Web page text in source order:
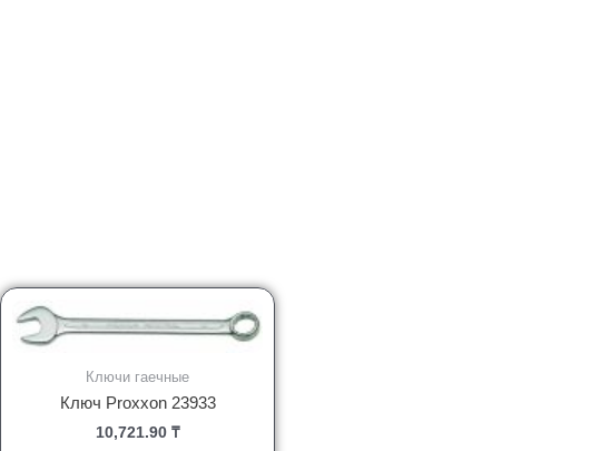
Ключи гаечные
Ключ Proxxon 23933
10,721.90₸